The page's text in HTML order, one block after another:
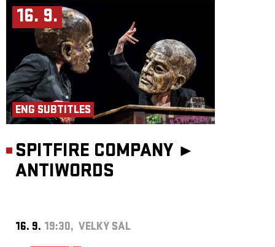
16. 9.
ENG SUBTITLES
SPITFIRE COMPANY ►
ANTIWORDS
16. 9. 19:30, VELKÝ SÁL